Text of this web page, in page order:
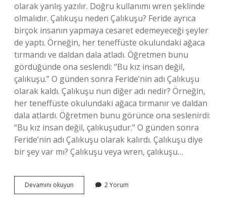
olarak yanlış yazılır. Doğru kullanımı wren şeklinde
olmalıdır. Çalıkuşu neden Çalıkuşu? Feride ayrıca
birçok insanın yapmaya cesaret edemeyeceği şeyler
de yaptı. Örneğin, her teneffüste okulundaki ağaca
tırmandı ve daldan dala atladı. Öğretmen bunu
gördüğünde ona seslendi: “Bu kız insan değil,
çalıkuşu.” O günden sonra Feride’nin adı Çalıkuşu
olarak kaldı. Çalıkuşu nun diğer adı nedir? Örneğin,
her teneffüste okulundaki ağaca tırmanır ve daldan
dala atlardı. Öğretmen bunu görünce ona seslenirdi:
“Bu kız insan değil, çalıkuşudur.” O günden sonra
Feride’nin adı Çalıkuşu olarak kalırdı. Çalıkuşu diye
bir şey var mı? Çalıkuşu veya wren, çalıkuşu…
Devamını okuyun Çalıkuşu
Mu
2 Yorum